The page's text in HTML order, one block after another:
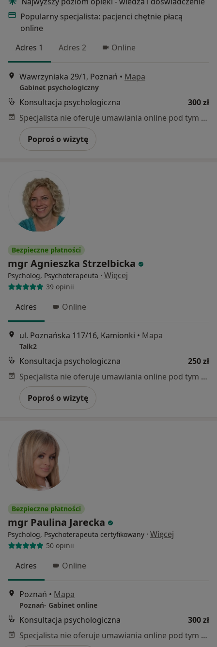
Popularny specjalista: pacjenci chętnie płacą
online
Adres 1
Adres 2 Online
Wawrzyniaka 29/1, Poznań • Mapa
Gabinet psychologiczny
Konsultacja psychologiczna
300 zł
Specjalista nie oferuje umawiania online pod tym adresem.
Poproś o wizytę
Bezpieczne płatności
mgr Agnieszka Strzelbicka
Psycholog, Psychoterapeuta · Więcej
39 opinii
Adres Online
ul. Poznańska 117/16, Kamionki • Mapa
Talk2
Konsultacja psychologiczna
250 zł
Specjalista nie oferuje umawiania online pod tym adresem.
Poproś o wizytę
Bezpieczne płatności
mgr Paulina Jarecka
Psycholog, Psychoterapeuta certyfikowany · Więcej
50 opinii
Adres Online
Poznań • Mapa
Poznań- Gabinet online
Konsultacja psychologiczna
300 zł
Specjalista nie oferuje umawiania online pod tym adresem.